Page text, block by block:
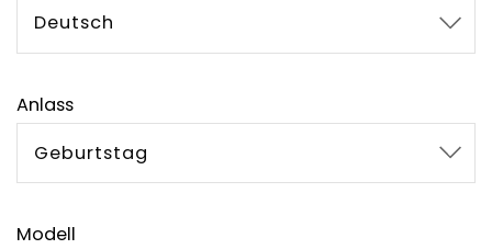
Deutsch
Anlass
Geburtstag
Modell